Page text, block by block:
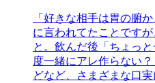
「好きな相手は胃の腑
に言われてたことです
と。飲んだ後「ちょっ
度一緒にアレ作らない
どなど、さまざまな口